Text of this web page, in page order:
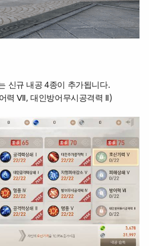
신규 내공 4종이 추가됩니다.
력 Ⅶ, 대인방어무시공격력 Ⅱ)